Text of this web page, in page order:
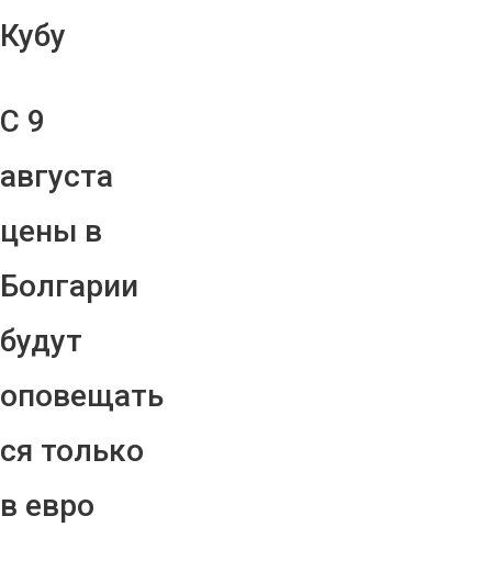
Кубу
С 9
августа
цены в
Болгарии
будут
оповещать
ся только
в евро